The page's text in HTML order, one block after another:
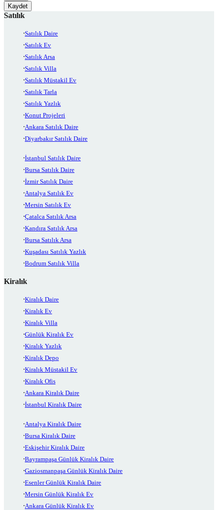
Kaydet
Satılık
Satılık Daire
Satılık Ev
Satılık Arsa
Satılık Villa
Satılık Müstakil Ev
Satılık Tarla
Satılık Yazlık
Konut Projeleri
Ankara Satılık Daire
Diyarbakır Satılık Daire
İstanbul Satılık Daire
Bursa Satılık Daire
İzmir Satılık Daire
Antalya Satılık Ev
Mersin Satılık Ev
Çatalca Satılık Arsa
Kandıra Satılık Arsa
Bursa Satılık Arsa
Kuşadası Satılık Yazlık
Bodrum Satılık Villa
Kiralık
Kiralık Daire
Kiralık Ev
Kiralık Villa
Günlük Kiralık Ev
Kiralık Yazlık
Kiralık Depo
Kiralık Müstakil Ev
Kiralık Ofis
Ankara Kiralık Daire
İstanbul Kiralık Daire
Antalya Kiralık Daire
Bursa Kiralık Daire
Eskişehir Kiralık Daire
Bayrampaşa Günlük Kiralık Daire
Gaziosmanpaşa Günlük Kiralık Daire
Esenler Günlük Kiralık Daire
Mersin Günlük Kiralık Ev
Ankara Günlük Kiralık Ev